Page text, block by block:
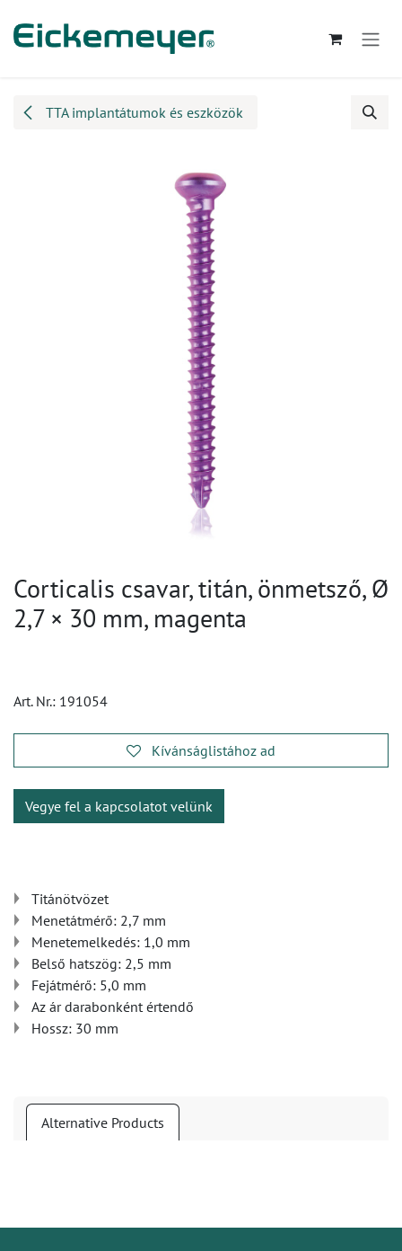
TTA implantátumok és eszközök
Corticalis csavar, titán, önmetsző, Ø
2,7 × 30 mm, magenta
Art. Nr.: 191054
Kívánságlistához ad
Vegye fel a kapcsolatot velünk
Titánötvözet
Menetátmérő: 2,7 mm
Menetemelkedés: 1,0 mm
Belső hatszög: 2,5 mm
Fejátmérő: 5,0 mm
Az ár darabonként értendő
Hossz: 30 mm
Alternative Products